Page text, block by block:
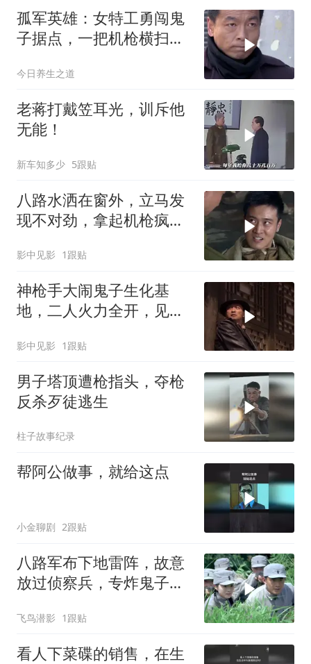
孤军英雄：女特工勇闯鬼
子据点，一把机枪横扫，
今日养生之道
老蒋打戴笠耳光，训斥他
无能！
新车知多少 5跟贴
八路水洒在窗外，立马发
现不对劲，拿起机枪疯狂
影中见影 1跟贴
神枪手大闹鬼子生化基
地，二人火力全开，见一
影中见影 1跟贴
男子塔顶遭枪指头，夺枪
反杀歹徒逃生
柱子故事纪录
帮阿公做事，就给这点
小金聊剧 2跟贴
八路军布下地雷阵，故意
放过侦察兵，专炸鬼子大
飞鸟潜影 1跟贴
看人下菜碟的销售，在生